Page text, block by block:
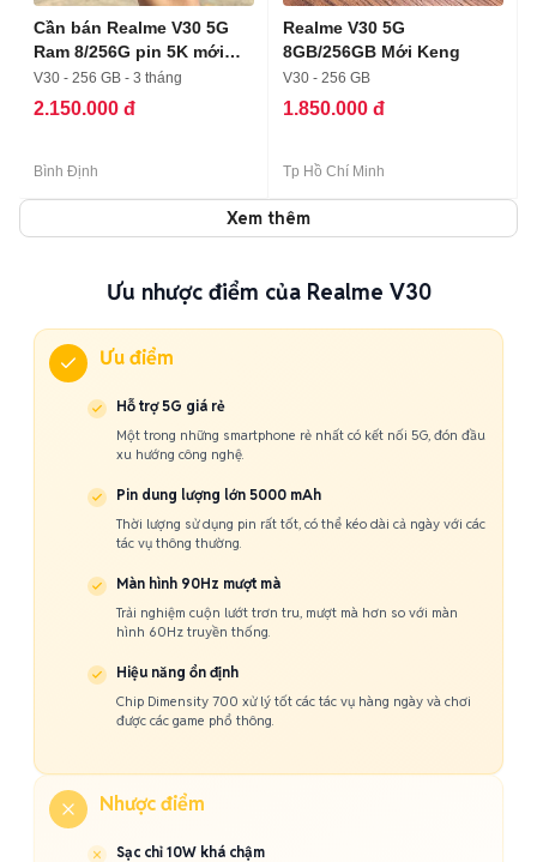
Cần bán Realme V30 5G
Ram 8/256G pin 5K mới
keng
V30 - 256 GB - 3 tháng
2.150.000 đ
Bình Định
Realme V30 5G
8GB/256GB Mới Keng
V30 - 256 GB
1.850.000 đ
Tp Hồ Chí Minh
Xem thêm
Ưu nhược điểm của Realme V30
Ưu điểm
Hỗ trợ 5G giá rẻ
Một trong những smartphone rẻ nhất có kết nối 5G, đón đầu
xu hướng công nghệ.
Pin dung lượng lớn 5000 mAh
Thời lượng sử dụng pin rất tốt, có thể kéo dài cả ngày với các
tác vụ thông thường.
Màn hình 90Hz mượt mà
Trải nghiệm cuộn lướt trơn tru, mượt mà hơn so với màn
hình 60Hz truyền thống.
Hiệu năng ổn định
Chip Dimensity 700 xử lý tốt các tác vụ hàng ngày và chơi
được các game phổ thông.
Nhược điểm
Sạc chỉ 10W khá chậm